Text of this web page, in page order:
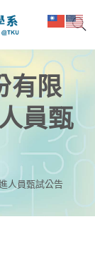
有限
員甄
人員甄試公告